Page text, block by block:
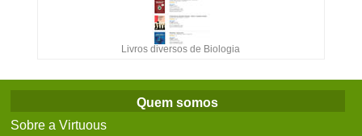
Livros diversos de Biologia
Quem somos
Sobre a Virtuous